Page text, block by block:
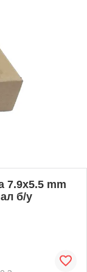
7.9x5.5 mm
б/у